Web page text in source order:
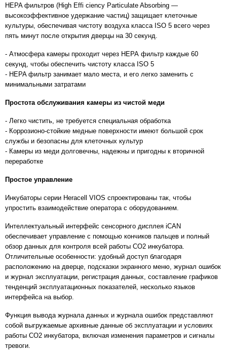
HEPA фильтров (High Effi ciency Particulate Absorbing —
высокоэффективное удержание частиц) защищает клеточные
культуры, обеспечивая чистоту воздуха класса ISO 5 всего через
пять минут после открытия дверцы на 30 секунд.
- Атмосфера камеры проходит через НЕРА фильтр каждые 60
секунд, чтобы обеспечить чистоту класса ISO 5
- HEPA фильтр занимает мало места, и его легко заменить с
минимальными затратами
Простота обслуживания камеры из чистой меди
- Легко чистить, не требуется специальная обработка
- Коррозионо-стойкие медные поверхности имеют большой срок
службы и безопасны для клеточных культур
- Камеры из меди долговечны, надежны и пригодны к вторичной
переработке
Простое управление
Инкубаторы серии Heracell VIOS спроектированы так, чтобы
упростить взаимодействие оператора с оборудованием.
Интеллектуальный интерфейс сенсорного дисплея iCAN
обеспечивает управление с помощью кончиков пальцев и полный
обзор данных для контроля всей работы СО2 инкубатора.
Отличительные особенности: удобный доступ благодаря
расположению на дверце, подсказки экранного меню, журнал ошибок
и журнал эксплуатации, регистрация данных, составление графиков
тенденций эксплуатационных показателей, несколько языков
интерфейса на выбор.
Функция вывода журнала данных и журнала ошибок представляют
собой выгружаемые архивные данные об эксплуатации и условиях
работы СО2 инкубатора, включая изменения параметров и сигналы
тревоги.